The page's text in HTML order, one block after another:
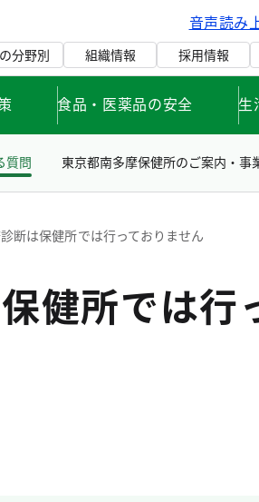
音声読み
分野別 組織情報 採用情報
食品・医薬品の安全 生
質問 東京都南多摩保健所のご案内・事
断は保健所では行っておりません
健所では行